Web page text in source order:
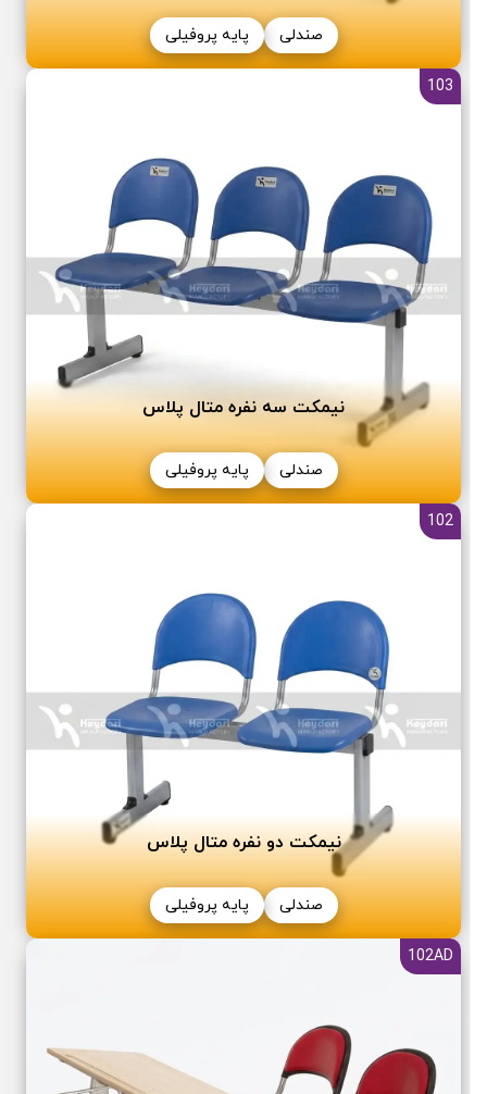
صندلی پایه پروفیلی
103
نیمکت سه نفره متال پلاس
صندلی پایه پروفیلی
102
نیمکت دو نفره متال پلاس
صندلی پایه پروفیلی
102AD